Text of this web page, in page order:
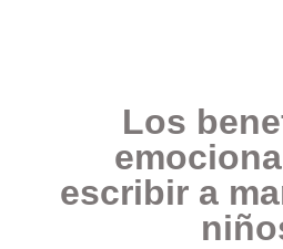
Los
escribir a